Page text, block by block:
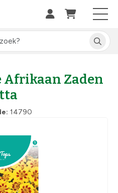
Afrikaan Zaden
14790